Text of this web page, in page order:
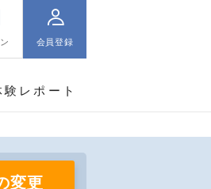
会員登録
レポート
変更